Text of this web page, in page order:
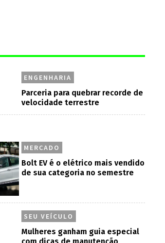
ENGENHARIA
Parceria para quebrar recorde de
velocidade terrestre
MERCADO
Bolt EV é o elétrico mais vendido
de sua categoria no semestre
SEU VEÍCULO
Mulheres ganham guia especial